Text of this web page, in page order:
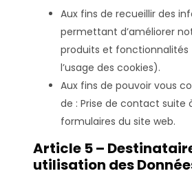
Aux fins de recueillir des
permettant d’améliorer
produits et
l’usage des cookies).
Aux fins de pouvoir vous
de : Prise de contact suite
formulaires du site web.
Article 5 –
utilisation des